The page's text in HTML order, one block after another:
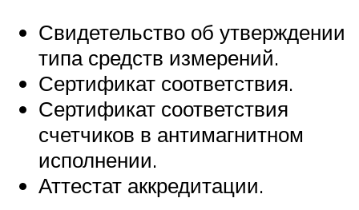
Свидетельство об утверждении
типа средств измерений.
Сертификат соответствия.
Сертификат соответствия
счетчиков в антимагнитном
исполнении.
Аттестат аккредитации.